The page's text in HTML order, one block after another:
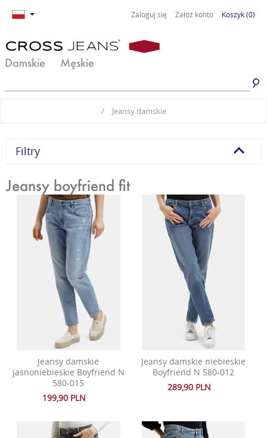
Zaloguj się Załóż konto Koszyk(0)
Damskie Męskie
Jeansy damskie
Odzież damska
Basic damski
Komplety damskie
Jeansy męskie
Odzież męska
Basic męski
Premium Line
/ Jeansy damskie
Filtry
Jeansy boyfriend fit
Jeansy damskie
jasnoniebieskie Boyfriend N
580-015
199,90 PLN
Jeansy damskie niebieskie
Boyfriend N 580-012
289,90 PLN